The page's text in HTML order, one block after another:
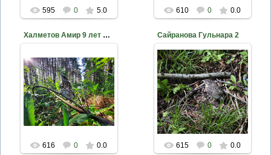
595 0 5.0 610 0 0.0
Халметов Амир 9 лет МБУ ДО ДЭБЦ ЕМР РТ Слеток дрозда
2020-10-18
nkama
616 0 0.0
Сайранова Гульнара 2
2020-10-18
nkama
615 0 0.0